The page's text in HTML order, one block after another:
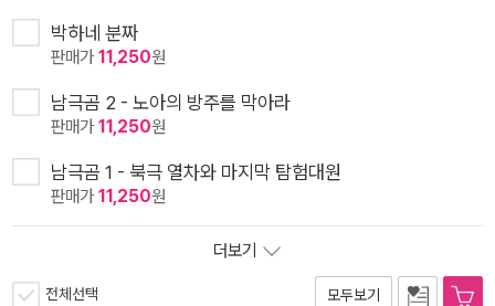
박하네 분짜
판매가11,250원
남극곰 2 - 노아의 방주를 막아라
판매가11,250원
남극곰 1 - 북극 열차와 마지막 탐험대원
판매가11,250원
더보기
전체선택 모두보기